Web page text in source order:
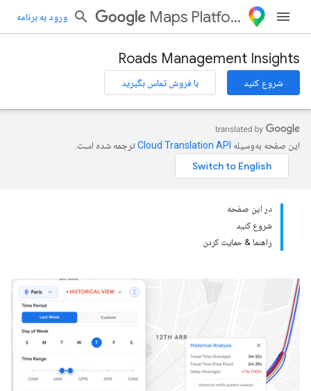
Maps Platform ورود به برنامه
Roads Management Insights
شروع کنید با فروش تماس بگیرید
این صفحه به‌وسیله ترجمه شده است.
در این صفحه
شروع کنید
راهنما & حمایت کردن